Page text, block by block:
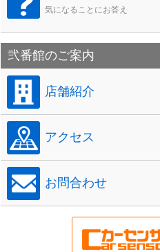
気になることにお答え
弐番館のご案内
店舗紹介
アクセス
お問合わせ